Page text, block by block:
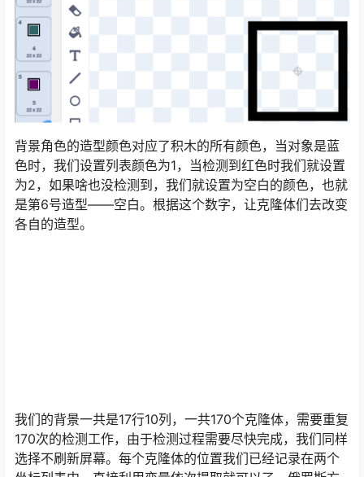
背景角色的造型颜色对应了积木的所有颜色，当对象是蓝
色时，我们设置列表颜色为1，当检测到红色时我们就设置
为2，如果啥也没检测到，我们就设置为空白的颜色，也就
是第6号造型——空白。根据这个数字，让克隆体们去改变
各自的造型。
我们的背景一共是17行10列，一共170个克隆体，需要重复
170次的检测工作，由于检测过程需要尽快完成，我们同样
选择不刷新屏幕。每个克隆体的位置我们已经记录在两个